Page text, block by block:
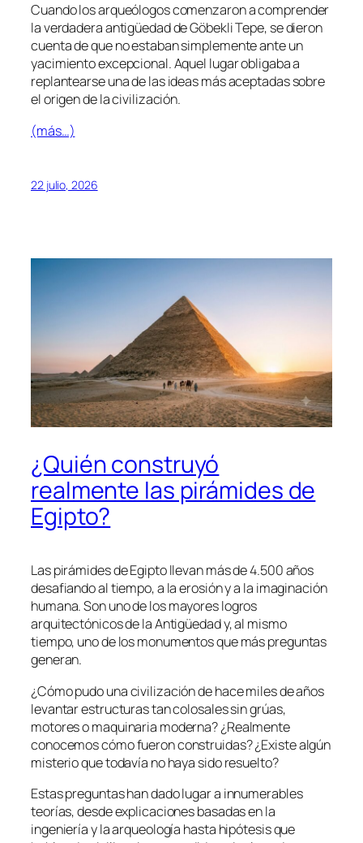
Cuando los arqueólogos comenzaron a comprender
la verdadera antigüedad de Göbekli Tepe, se dieron
cuenta de que no estaban simplemente ante un
yacimiento excepcional. Aquel lugar obligaba a
replantearse una de las ideas más aceptadas sobre
el origen de la civilización.
(más…)
22 julio, 2026
¿Quién construyó
realmente las pirámides de
Egipto?
Las pirámides de Egipto llevan más de 4.500 años
desafiando al tiempo, a la erosión y a la imaginación
humana. Son uno de los mayores logros
arquitectónicos de la Antigüedad y, al mismo
tiempo, uno de los monumentos que más preguntas
generan.
¿Cómo pudo una civilización de hace miles de años
levantar estructuras tan colosales sin grúas,
motores o maquinaria moderna? ¿Realmente
conocemos cómo fueron construidas? ¿Existe algún
misterio que todavía no haya sido resuelto?
Estas preguntas han dado lugar a innumerables
teorías, desde explicaciones basadas en la
ingeniería y la arqueología hasta hipótesis que